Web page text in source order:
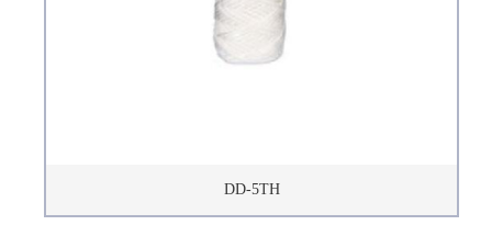
DD-5TH